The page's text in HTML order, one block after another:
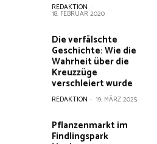
REDAKTION -
18. FEBRUAR 2020
Die verfälschte
Geschichte: Wie die
Wahrheit über die
Kreuzzüge
verschleiert wurde
REDAKTION - 19. MÄRZ 2025
Pflanzenmarkt im
Findlingspark